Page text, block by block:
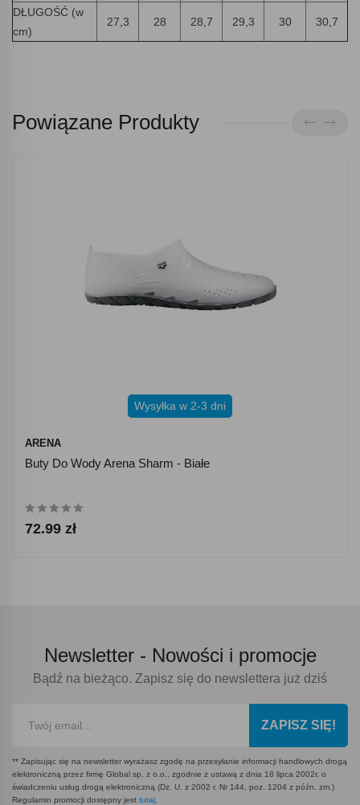
DŁUGOŚĆ (w
cm)
27,3 28 28,7 29,3 30 30,7
Powiązane Produkty
Wysyłka w 2-3 dni
ARENA
Buty Do Wody Arena Sharm - Białe
72.99 zł
Newsletter - Nowości i promocje
Bądź na bieżąco. Zapisz się do newslettera już dziś
ZAPISZ SIĘ!
** Zapisując się na newsletter wyrażasz zgodę na przesyłanie informacji handlowych drogą
elektroniczną przez firmę Global sp. z o.o., zgodnie z ustawą z dnia 18 lipca 2002r. o
świadczeniu usług drogą elektroniczną (Dz. U. z 2002 r. Nr 144, poz. 1204 z późn. zm.)
Regulamin promocji dostępny jest tutaj.